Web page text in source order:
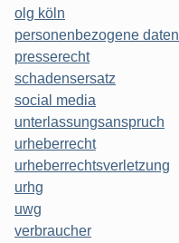
olg köln
personenbezogene daten
presserecht
schadensersatz
social media
unterlassungsanspruch
urheberrecht
urheberrechtsverletzung
urhg
uwg
verbraucher